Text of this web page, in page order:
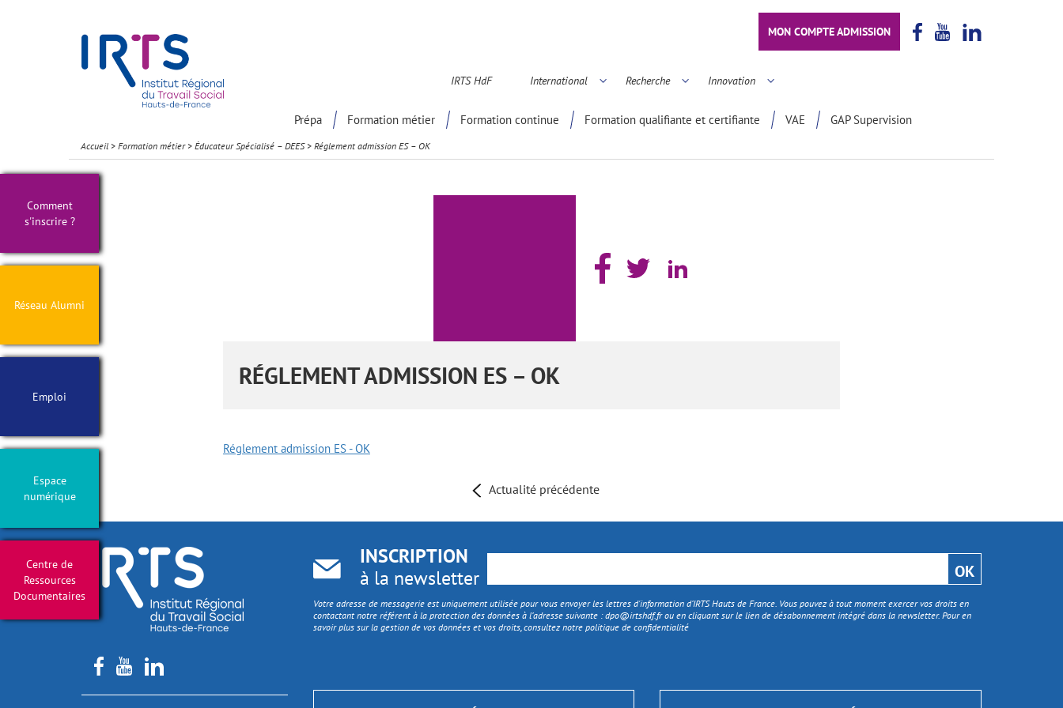
MON COMPTE ADMISSION
IRTS HdF International Recherche Innovation
Prépa Formation métier Formation continue Formation qualifiante et certifiante VAE GAP Supervision
Comment
s'inscrire ?
Réseau Alumni
Emploi
Espace
numérique
Centre de
Ressources
Documentaires
Accueil > Formation métier> Éducateur Spécialisé – DEES> Réglement admission ES – OK
RÉGLEMENT ADMISSION ES – OK
Réglement admission ES - OK
Actualité précédente
INSCRIPTION
à la newsletter
Votre adresse de messagerie est uniquement utilisée pour vous envoyer les lettres d'information d’IRTS Hauts de France. Vous pouvez à tout moment exercer vos droits en
contactant notre référent à la protection des données à l’adresse suivante :dpo@irtshdf.frou en cliquant sur le lien de désabonnement intégré dans la newsletter. Pour en
savoir plus sur la gestion de vos données et vos droits, consultez notre politique de confidentialité